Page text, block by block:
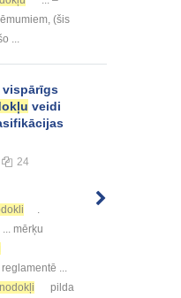
(šis
...
vispārīgs
veidi
24
.
mērķu
...
nodokļi
pilda